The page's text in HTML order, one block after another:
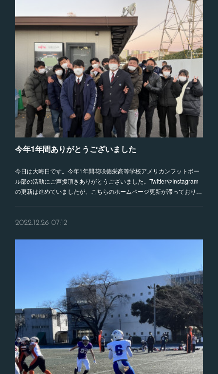
今年1年間ありがとうございました
今日は大晦日です。今年1年間花咲徳栄高等学校アメリカンフットボー
ル部の活動にご声援頂きありがとうございました。TwitterやInstagram
の更新は進めていましたが、こちらのホームページ更新が滞っており…
2022.12.26 07:12